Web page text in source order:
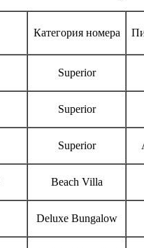
Категория номера
Superior
Superior
Superior
Beach Villa
Deluxe Bungalow